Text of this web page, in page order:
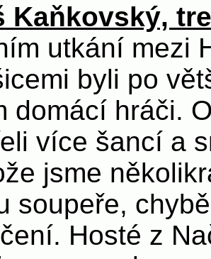
Kaňkovský,
utkání mezi
byli po
domácí hráči.
více šancí a
jsme
soupeře,
Hosté z